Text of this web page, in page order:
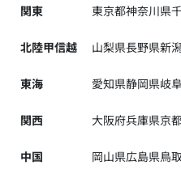
関東 東京都神奈川県
北陸甲信越 山梨県長野県新
東海 愛知県静岡県岐
関西 大阪府兵庫県京
中国 岡山県広島県鳥